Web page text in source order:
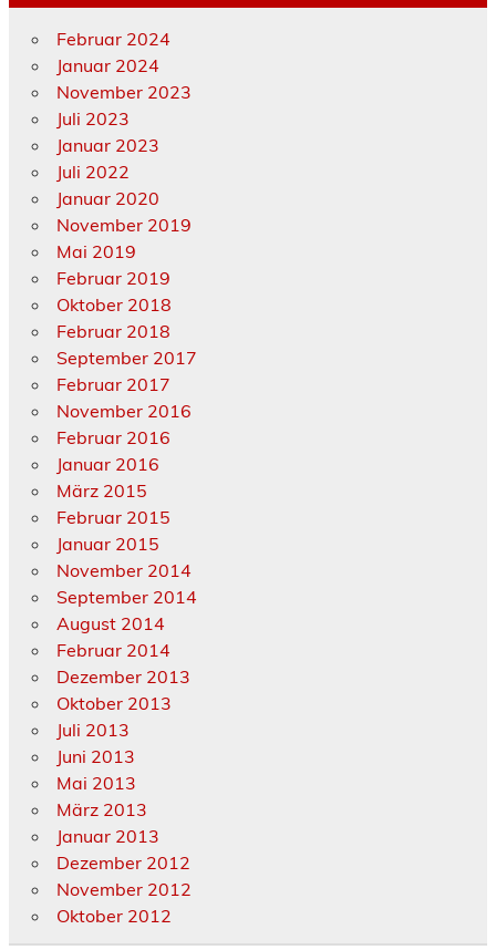
Februar 2024
Januar 2024
November 2023
Juli 2023
Januar 2023
Juli 2022
Januar 2020
November 2019
Mai 2019
Februar 2019
Oktober 2018
Februar 2018
September 2017
Februar 2017
November 2016
Februar 2016
Januar 2016
März 2015
Februar 2015
Januar 2015
November 2014
September 2014
August 2014
Februar 2014
Dezember 2013
Oktober 2013
Juli 2013
Juni 2013
Mai 2013
März 2013
Januar 2013
Dezember 2012
November 2012
Oktober 2012